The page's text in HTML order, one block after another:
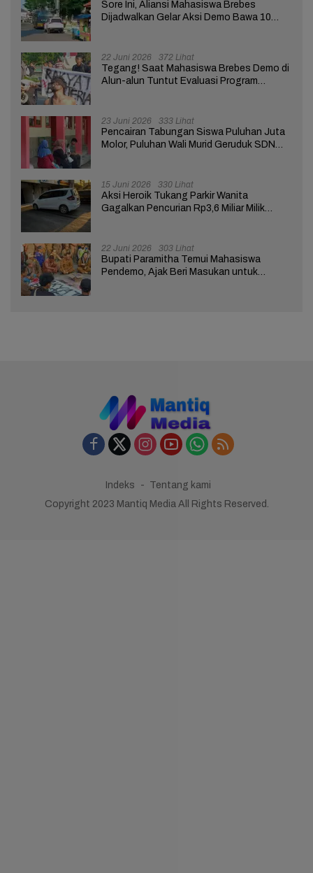
Sore Ini, Aliansi Mahasiswa Brebes
Dijadwalkan Gelar Aksi Demo Bawa 10
22 Juni 2026 372 Lihat
Tegang! Saat Mahasiswa Brebes Demo di
Alun-alun Tuntut Evaluasi Program
23 Juni 2026 333 Lihat
Pencairan Tabungan Siswa Puluhan Juta
Molor, Puluhan Wali Murid Geruduk SDN
15 Juni 2026 330 Lihat
Aksi Heroik Tukang Parkir Wanita
Gagalkan Pencurian Rp3,6 Miliar Milik
22 Juni 2026 303 Lihat
Bupati Paramitha Temui Mahasiswa
Pendemo, Ajak Beri Masukan untuk
Indeks
Tentang kami
Copyright 2023 Mantiq Media All Rights Reserved.